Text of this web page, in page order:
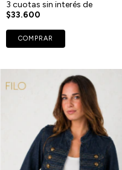
3 cuotas sin interés de
$33.600
COMPRAR